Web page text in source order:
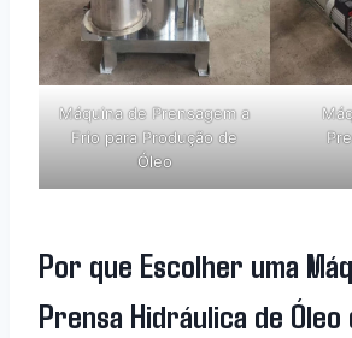
Máquina de Prensagem a
Frio para Produção de
Óleo
Por que Escolher uma
Prensa Hidráulica de